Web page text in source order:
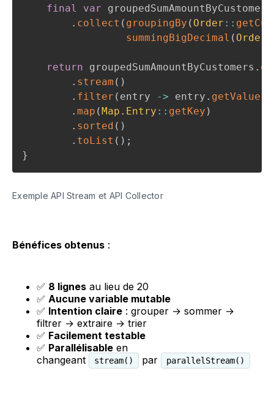
final
var
. collect ( groupingBy ( Order ::
summingBigDecimal ( Order
return groupedSumAmountByCustomers .
. stream ( )
. filter ( entry -> entry . getValue
. map (Map . Entry :: getKey )
. sorted ( )
. toList ( ) ;
}
Exemple API Stream et API Collector
Bénéfices obtenus :
✅ 8 lignes au lieu de 20
✅ Aucune variable mutable
✅ Intention claire : grouper → sommer →
filtrer → extraire → trier
✅ Facilement testable
✅ Parallélisable en
changeant
stream() par parallelStream()